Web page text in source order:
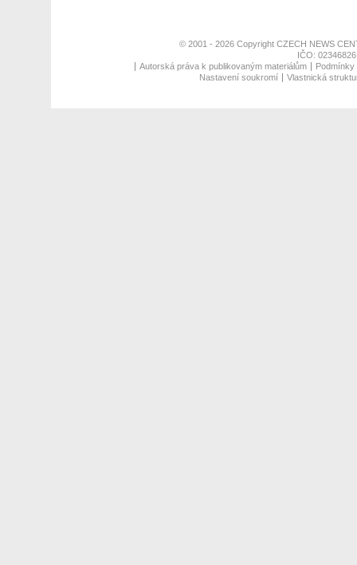
© 2001 - 2026 Copyright CZECH NEWS
IČO:
Autorská práva k publikovaným materiálům
Nastavení soukromí
Vlastnická